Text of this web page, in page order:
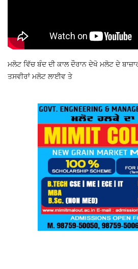
ਮਲੋਟ ਵਿੱਚ ਬੰਦ ਦੀ ਕਾਲ ਦੌਰਾਨ ਦੇਖੋ ਮਲੋਟ ਦੇ
ਤਸਵੀਰਾਂ ਮਲੋਟ ਲਾਈਵ ਤੇ